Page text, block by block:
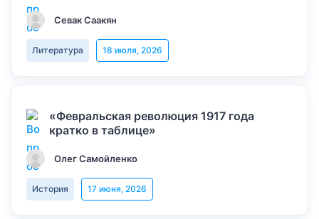
Севак Саакян
Литература 18 июля, 2026
«Февральская революция 1917 года
кратко в таблице»
Олег Самойленко
История 17 июня, 2026